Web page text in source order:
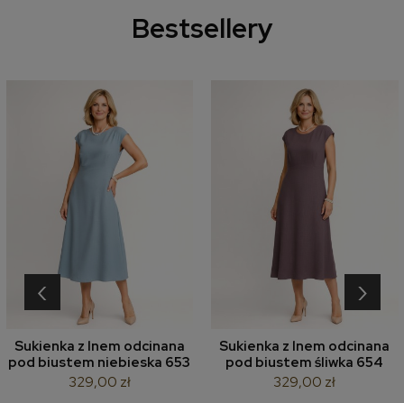
Bestsellery
Sukienka z lnem odcinana
pod biustem niebieska 653
329,00 zł
Sukienka z lnem odcinana
pod biustem śliwka 654
329,00 zł
‹ ›